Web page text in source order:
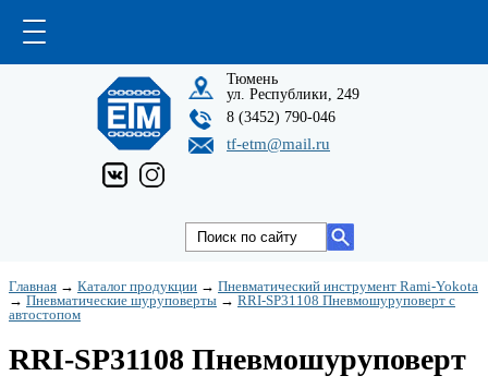
Тюмень
ул. Республики, 249
8 (3452) 790-046
tf-etm@mail.ru
Главная → Каталог продукции → Пневматический инструмент Rami-Yokota
→ Пневматические шуруповерты → RRI-SP31108 Пневмошуруповерт с
автостопом
RRI-SP31108 Пневмошуруповерт